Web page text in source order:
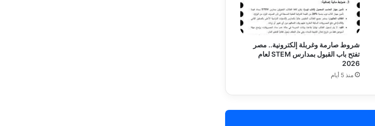
شروط صارمة وغربلة إلكترونية.. مصر
تفتح باب القبول بمدارس STEM لعام
2026
منذ 5 أيام